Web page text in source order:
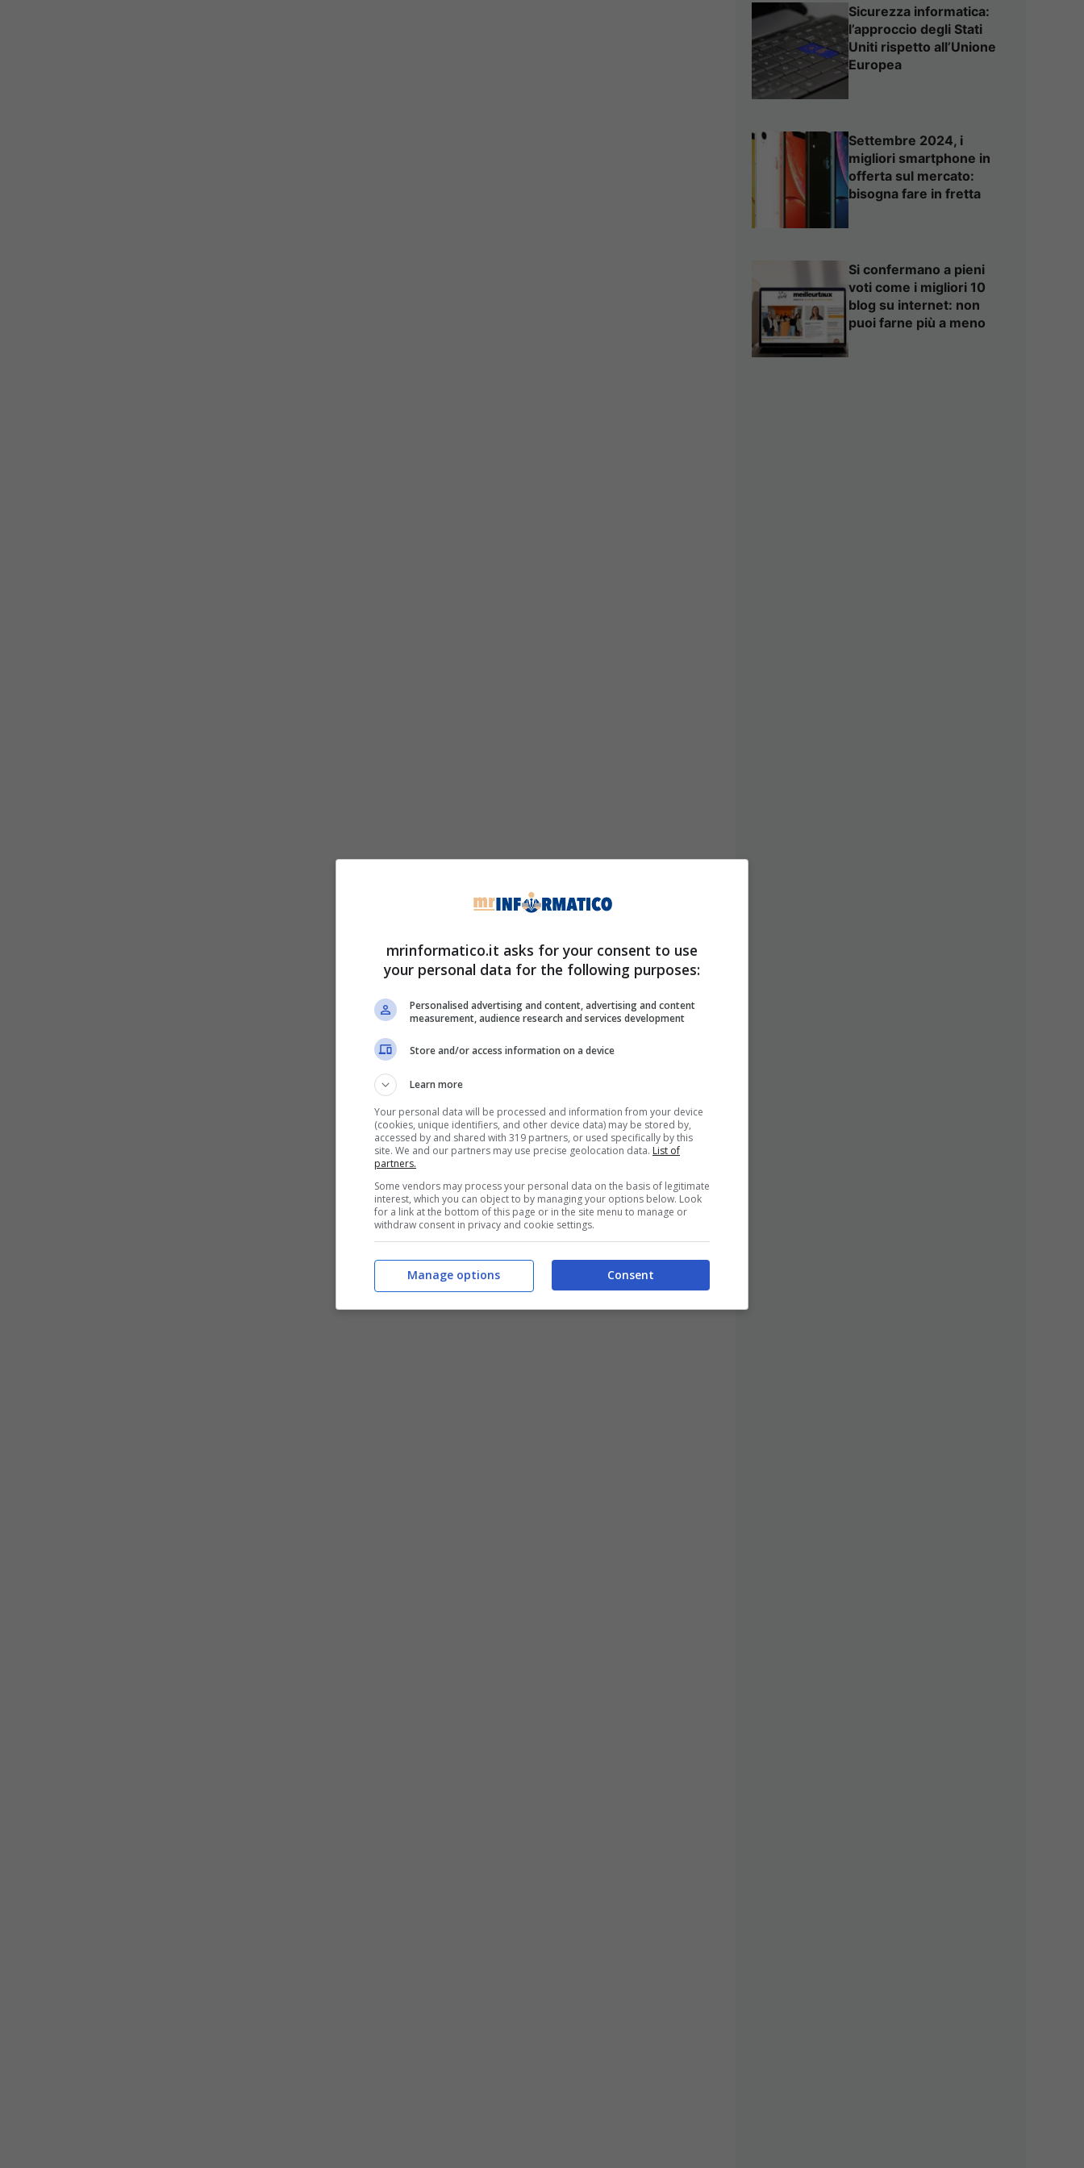
Sicurezza informatica:
l’approccio degli Stati
Uniti rispetto all’Unione
Europea
Settembre 2024, i
migliori smartphone in
offerta sul mercato:
bisogna fare in fretta
Si confermano a pieni
voti come i migliori 10
blog su internet: non
puoi farne più a meno
mrinformatico.it asks for your consent to use
your personal data for the following purposes:
Personalised advertising and content, advertising and content
measurement, audience research and services development
Store and/or access information on a device
Learn more
Your personal data will be processed and information from your device
(cookies, unique identifiers, and other device data) may be stored by,
accessed by and shared with 319 partners, or used specifically by this
site. We and our partners may use precise geolocation data. List of
partners.
Some vendors may process your personal data on the basis of legitimate
interest, which you can object to by managing your options below. Look
for a link at the bottom of this page or in the site menu to manage or
withdraw consent in privacy and cookie settings.
Consent
Manage options